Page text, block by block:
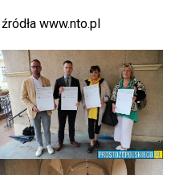
www.nto.pl